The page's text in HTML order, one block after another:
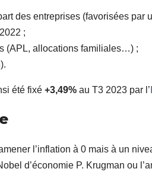
des entreprises (favorisées par
;
(APL, allocations familiales…) ;
été fixé +3,49% au T3 2023 par l’
l’inflation à 0 mais à un
d’économie P. Krugman ou